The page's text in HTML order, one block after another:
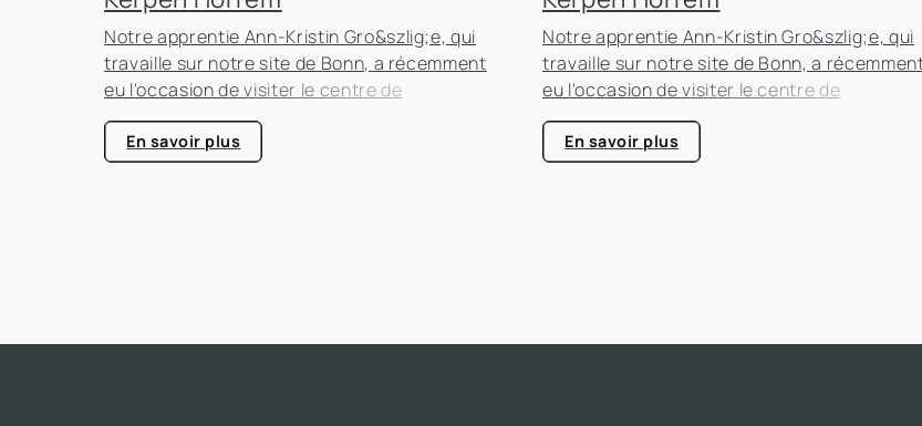
Notre apprentie Ann-Kristin Gro&szlig;e, qui
travaille sur notre site de Bonn, a récemment
eu l'occasion de visiter le centre de
compétence énergétique de Kerpen-Horrem
avec sa classe. Cette excursion passionnante
était entièrement consacrée à l'efficacité
En savoir plus
Notre apprentie Ann-Kristin Gro&szlig;e, qui
travaille sur notre site de Bonn, a
eu l'occasion de visiter le centre de
compétence énergétique de Kerpen-Horrem
avec sa classe. Cette excursion passionnante
était entièrement consacrée à l'efficacité
En savoir plus